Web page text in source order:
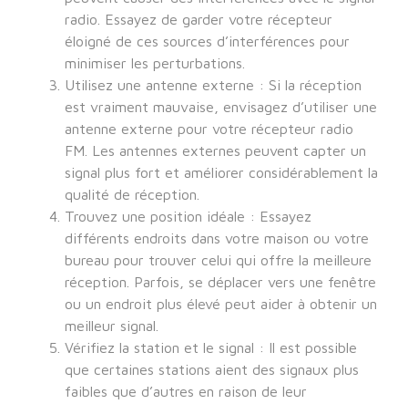
radio. Essayez de garder votre récepteur
éloigné de ces sources d’interférences pour
minimiser les perturbations.
Utilisez une antenne externe : Si la réception
est vraiment mauvaise, envisagez d’utiliser une
antenne externe pour votre récepteur radio
FM. Les antennes externes peuvent capter un
signal plus fort et améliorer considérablement la
qualité de réception.
Trouvez une position idéale : Essayez
différents endroits dans votre maison ou votre
bureau pour trouver celui qui offre la meilleure
réception. Parfois, se déplacer vers une fenêtre
ou un endroit plus élevé peut aider à obtenir un
meilleur signal.
Vérifiez la station et le signal : Il est possible
que certaines stations aient des signaux plus
faibles que d’autres en raison de leur